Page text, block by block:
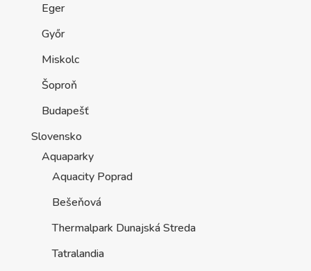
Eger
Győr
Miskolc
Šoproň
Budapešť
Slovensko
Aquaparky
Aquacity Poprad
Bešeňová
Thermalpark Dunajská Streda
Tatralandia